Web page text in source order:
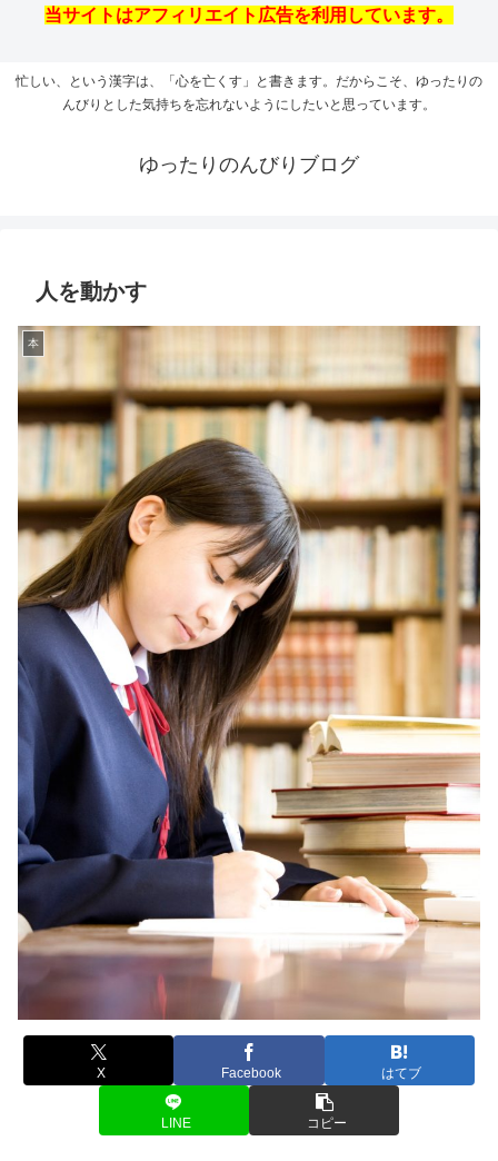
当サイトはアフィリエイト広告を利用しています。
忙しい、という漢字は、「心を亡くす」と書きます。だからこそ、ゆったりの
んびりとした気持ちを忘れないようにしたいと思っています。
ゆったりのんびりブログ
人を動かす
本
X Facebook はてブ
LINE コピー